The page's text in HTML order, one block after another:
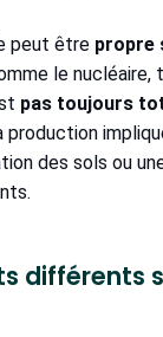
peut être propre
le nucléaire,
pas toujours
production
des sols ou
différents